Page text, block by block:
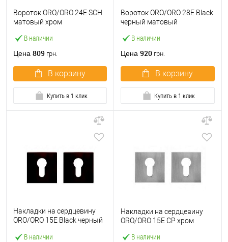
В наличии
Вороток ORO/ORO 24E SCH
матовый хром
Цена 809 грн.
В корзину
Купить в 1 клик
В наличии
Вороток ORO/ORO 28E Black
черный матовый
Цена 920 грн.
В корзину
Купить в 1 клик
В наличии
Накладки на сердцевину
ORO/ORO 15E Black черный
В наличии
Накладки на сердцевину
ORO/ORO 15E CP хром